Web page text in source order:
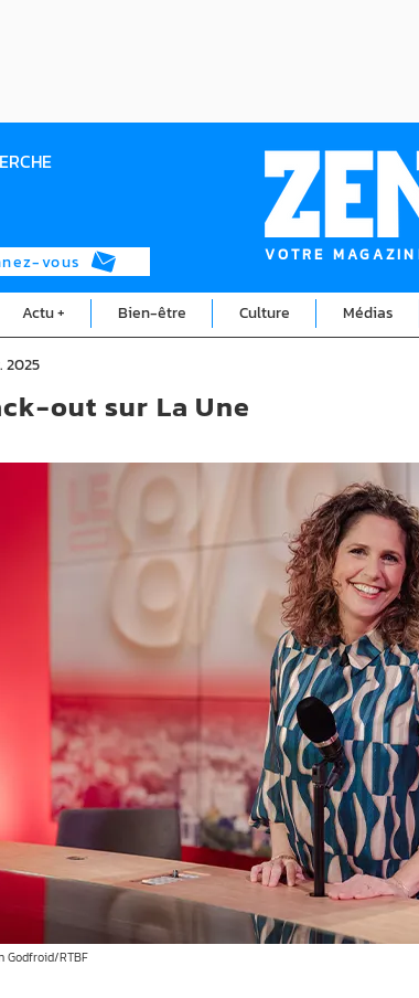
vous VOTRE
Actu + Bien-être Culture Médias
2025
Godfroid/RTBF
out sur La Une